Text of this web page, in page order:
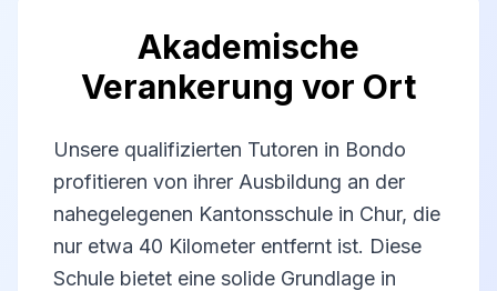
Akademische
Verankerung vor Ort
Unsere qualifizierten Tutoren in Bondo
profitieren von ihrer Ausbildung an der
nahegelegenen Kantonsschule in Chur, die
nur etwa 40 Kilometer entfernt ist. Diese
Schule bietet eine solide Grundlage in